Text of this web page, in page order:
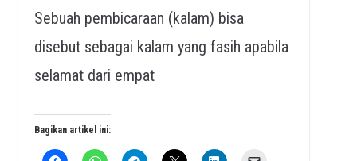
Sebuah pembicaraan (kalam) bisa
disebut sebagai kalam yang fasih apabila
selamat dari empat
Bagikan artikel ini: